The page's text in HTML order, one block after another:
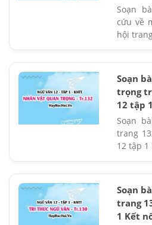
Soạn
cứu về
hội
Soạn
trọng
12 tập
Soạn
trang
12 tập
Soạn
trang
1 Kết